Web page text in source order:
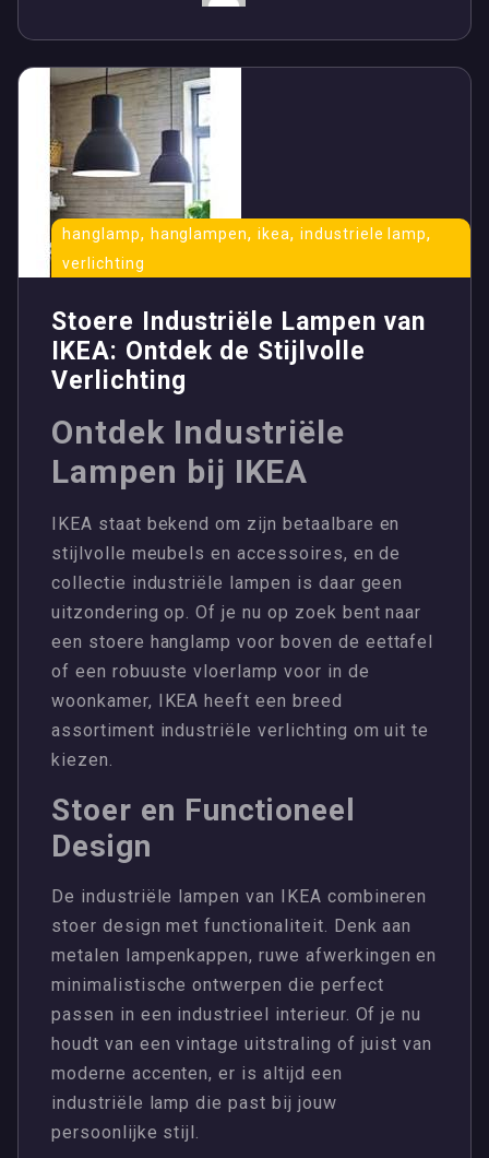
hanglamp, hanglampen,ikea, industriele lamp,
verlichting
Stoere Industriële Lampen van
IKEA: Ontdek de Stijlvolle
Verlichting
Ontdek Industriële
Lampen bij IKEA
IKEA staat bekend om zijn betaalbare en
stijlvolle meubels en accessoires, en de
collectie industriële lampen is daar geen
uitzondering op. Of je nu op zoek bent naar
een stoere hanglamp voor boven de eettafel
of een robuuste vloerlamp voor in de
woonkamer, IKEA heeft een breed
assortiment industriële verlichting om uit te
kiezen.
Stoer en Functioneel
Design
De industriële lampen van IKEA combineren
stoer design met functionaliteit. Denk aan
metalen lampenkappen, ruwe afwerkingen en
minimalistische ontwerpen die perfect
passen in een industrieel interieur. Of je nu
houdt van een vintage uitstraling of juist van
moderne accenten, er is altijd een
industriële lamp die past bij jouw
persoonlijke stijl.